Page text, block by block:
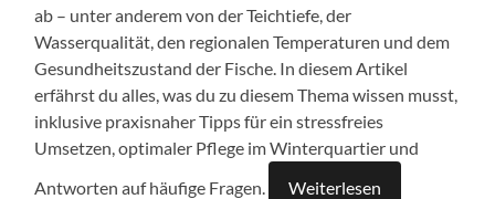
ab – unter anderem von der Teichtiefe, der
Wasserqualität, den regionalen Temperaturen und dem
Gesundheitszustand der Fische. In diesem Artikel
erfährst du alles, was du zu diesem Thema wissen musst,
inklusive praxisnaher Tipps für ein stressfreies
Umsetzen, optimaler Pflege im Winterquartier und
Antworten auf häufige Fragen.
Weiterlesen